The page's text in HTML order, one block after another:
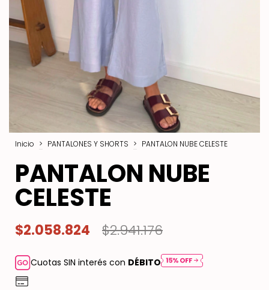
Inicio > PANTALONES Y SHORTS > PANTALON NUBE CELESTE
PANTALON NUBE
CELESTE
$2.058.824 $2.941.176
Cuotas SIN interés con DÉBITO